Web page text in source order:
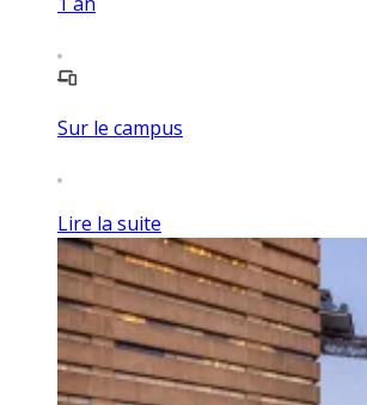
Sur le campus
Lire la suite